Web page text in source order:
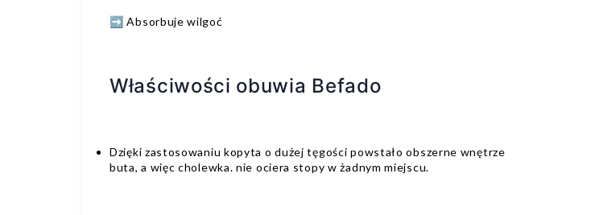
➡️ Absorbuje wilgoć
Właściwości obuwia Befado
Dzięki zastosowaniu kopyta o dużej tęgości powstało obszerne wnętrze
buta, a więc cholewka. nie ociera stopy w żadnym miejscu.